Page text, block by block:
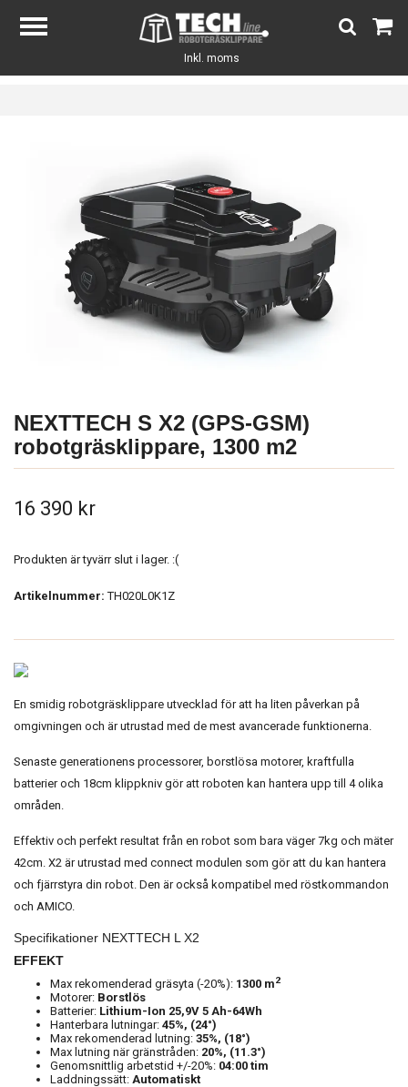
Inkl. moms
NEXTTECH S X2 (GPS-GSM)
robotgräsklippare, 1300 m2
16 390 kr
Produkten är tyvärr slut i lager. :(
Artikelnummer: TH020L0K1Z
En smidig robotgräsklippare utvecklad för att ha liten påverkan på
omgivningen och är utrustad med de mest avancerade funktionerna.
Senaste generationens processorer, borstlösa motorer, kraftfulla
batterier och 18cm klippkniv gör att roboten kan hantera upp till 4 olika
områden.
Effektiv och perfekt resultat från en robot som bara väger 7kg och mäter
42cm. X2 är utrustad med connect modulen som gör att du kan hantera
och fjärrstyra din robot. Den är också kompatibel med röstkommandon
och AMICO.
Specifikationer NEXTTECH L X2
EFFEKT
Max rekomenderad gräsyta (-20%): 1300 m2
Motorer: Borstlös
Batterier: Lithium-Ion 25,9V 5 Ah-64Wh
Hanterbara lutningar: 45%, (24°)
Max rekomenderad lutning: 35%, (18°)
Max lutning när gränstråden: 20%, (11.3°)
Genomsnittlig arbetstid +/-20%: 04:00 tim
Laddningssätt: Automatiskt